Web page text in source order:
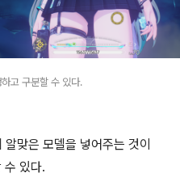
고 구분할 수 있다.
맞은 모델을 넣어주는 것이
있다.